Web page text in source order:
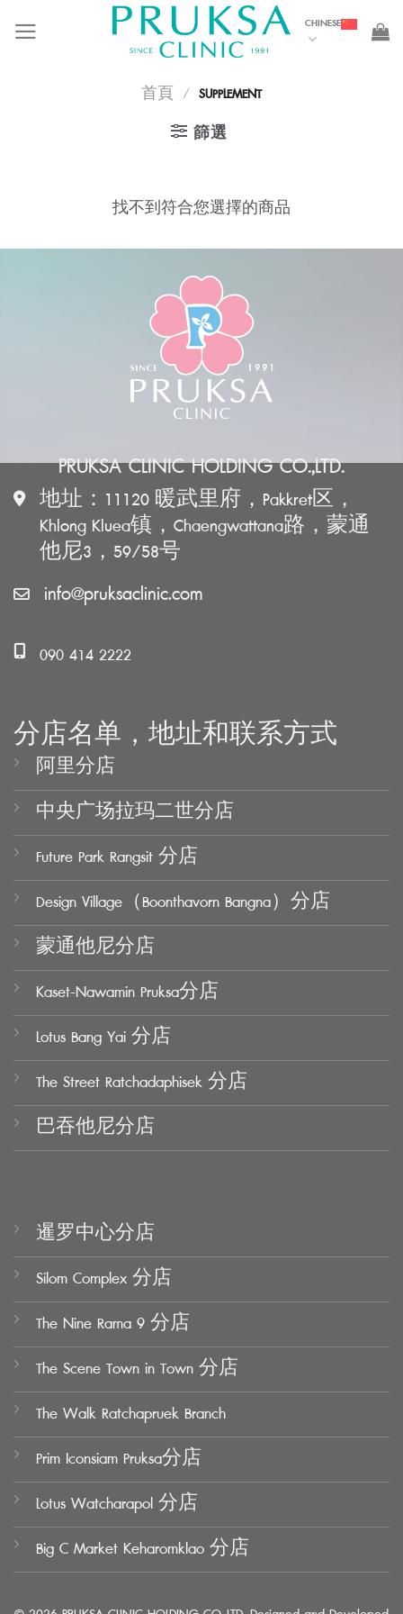
CHINESE
首頁 / SUPPLEMENT
篩選
找不到符合您選擇的商品
PRUKSA CLINIC HOLDING CO.,LTD.
地址：11120 暖武里府，Pakkret区，
Khlong Kluea镇，Chaengwattana路，蒙通
他尼3，59/58号
info@pruksaclinic.com
090 414 2222
分店名单，地址和联系方式
阿里分店
中央广场拉玛二世分店
Future Park Rangsit 分店
Design Village（Boonthavorn Bangna）分店
蒙通他尼分店
Kaset-Nawamin Pruksa分店
Lotus Bang Yai 分店
The Street Ratchadaphisek 分店
巴吞他尼分店
暹罗中心分店
Silom Complex 分店
The Nine Rama 9 分店
The Scene Town in Town 分店
The Walk Ratchapruek Branch
Prim Iconsiam Pruksa分店
Lotus Watcharapol 分店
Big C Market Keharomklao 分店